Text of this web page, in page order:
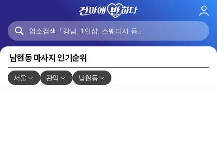
로
남현동 마사지 인기순위
서울 관악 남현동